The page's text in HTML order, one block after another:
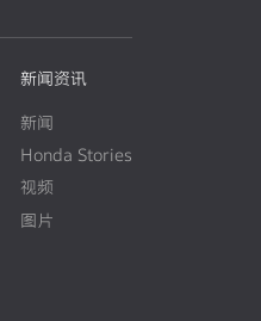
新闻资讯
新闻
Honda Stories
视频
图片